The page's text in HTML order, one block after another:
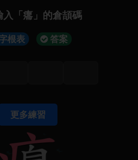
入「癟」的倉頡碼
根表 答案
更多練習